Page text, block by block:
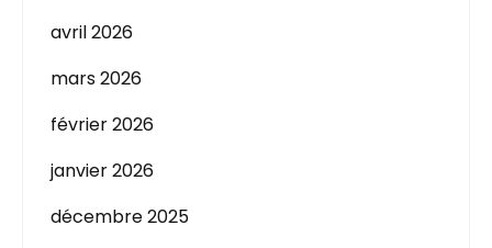
avril 2026
mars 2026
février 2026
janvier 2026
décembre 2025